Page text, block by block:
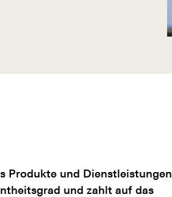
Produkte und Dienstleistungen
und zahlt auf das